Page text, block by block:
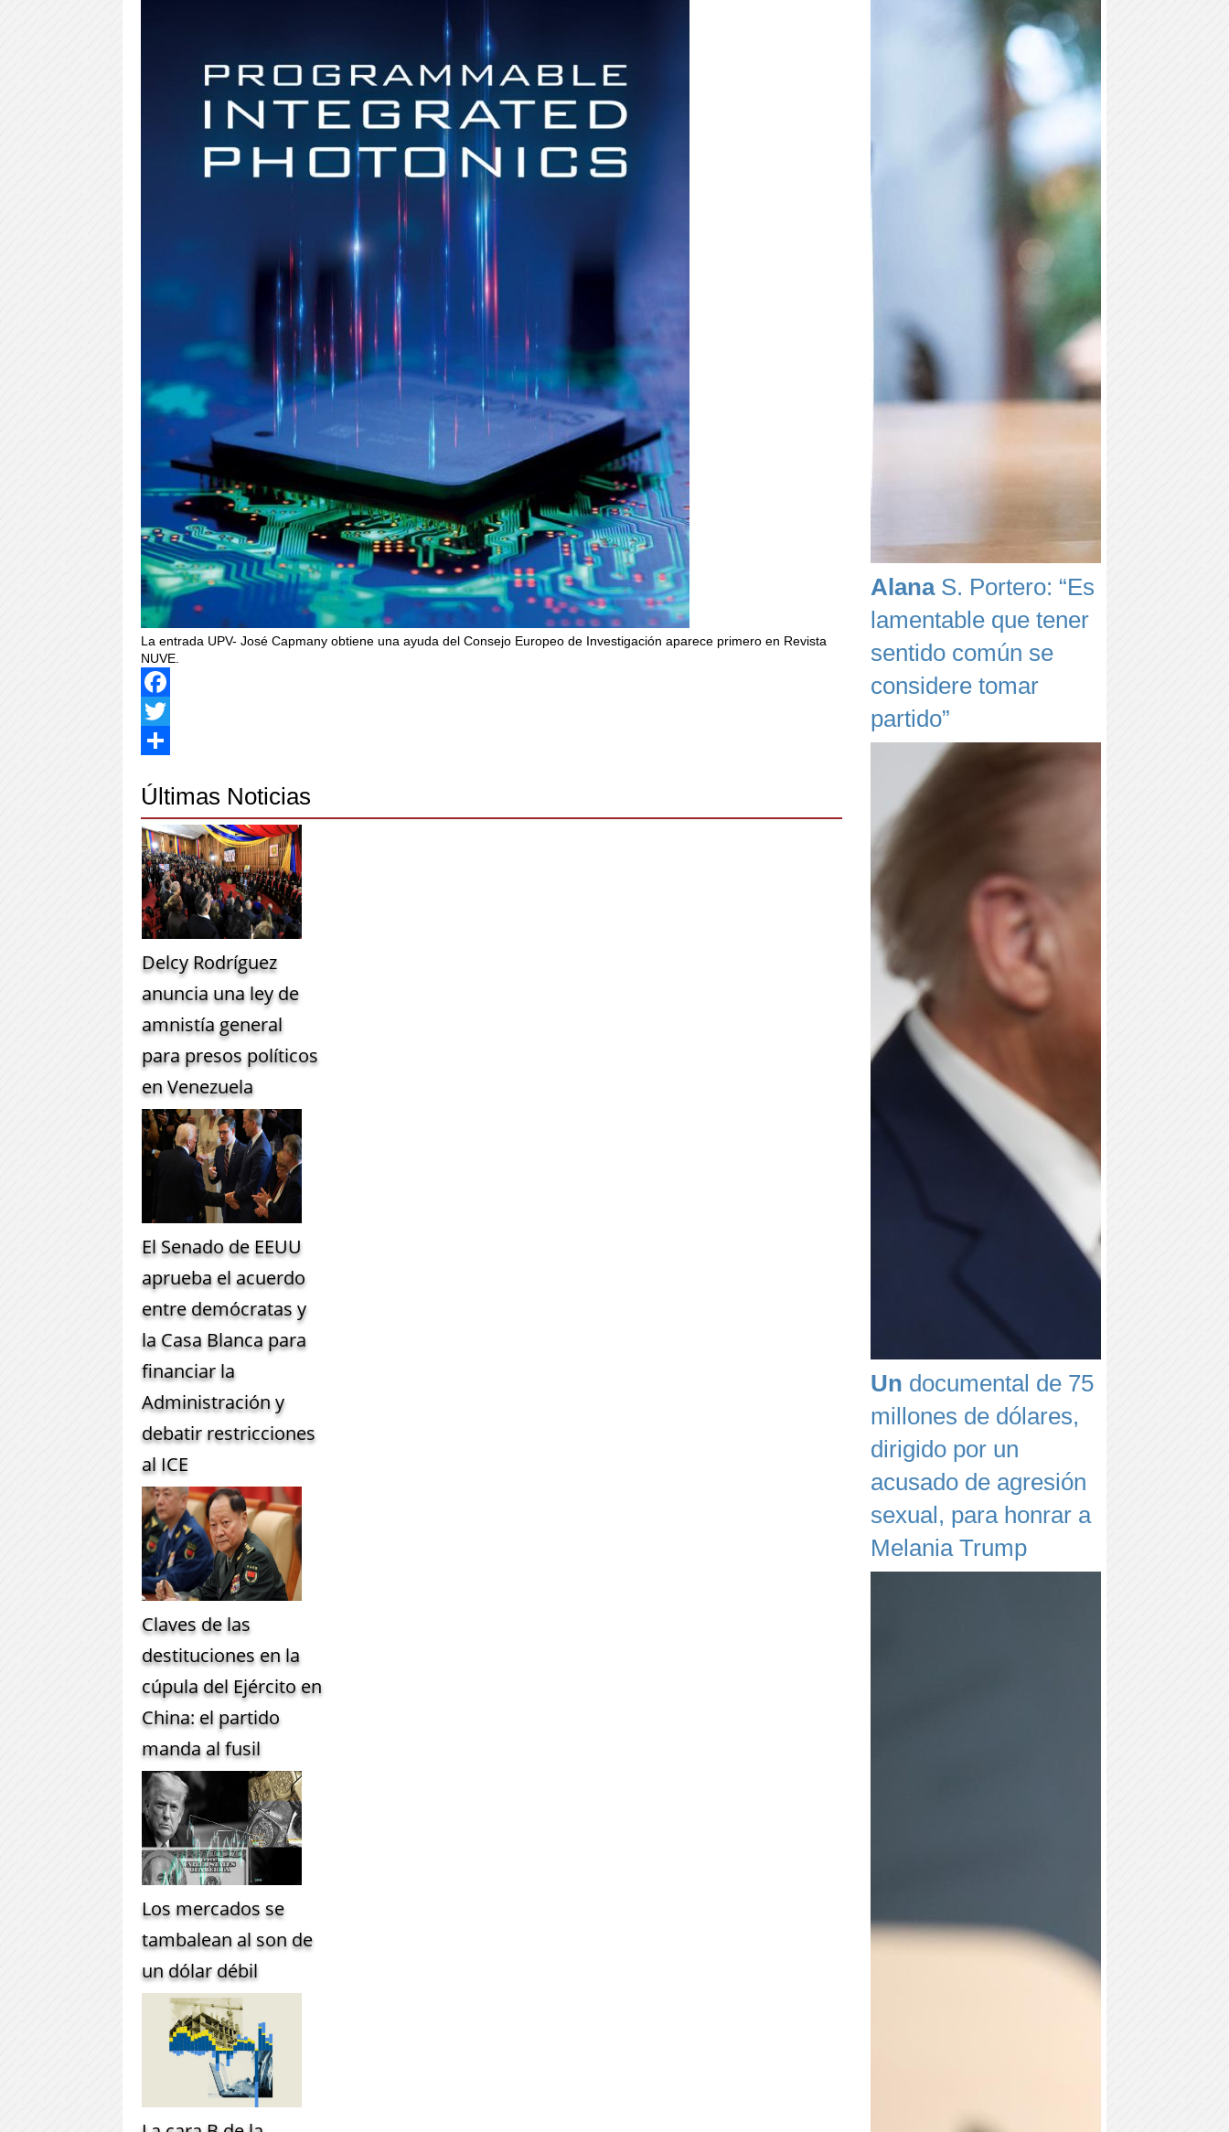
La entrada UPV- José Capmany obtiene una ayuda del Consejo Europeo de Investigación aparece primero en Revista
NUVE.
Facebook
Twitter
Últimas Noticias
Delcy Rodríguez
anuncia una ley de
amnistía general
para presos políticos
en Venezuela
El Senado de EEUU
aprueba el acuerdo
entre demócratas y
la Casa Blanca para
financiar la
Administración y
debatir restricciones
al ICE
Claves de las
destituciones en la
cúpula del Ejército en
China: el partido
manda al fusil
Los mercados se
tambalean al son de
un dólar débil
AlanaS. Portero: “Es
lamentable que tener
sentido común se
considere tomar
partido”
Un documental de 75
millones de dólares,
dirigido por un
acusado de agresión
sexual, para honrar a
Melania Trump